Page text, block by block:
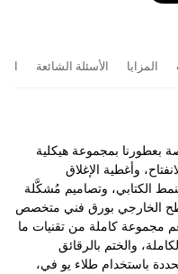
المزايا الأسئلة الشائعة
بعطورنا بمجموعة هيكلية
وأغطية الإغلاق
الكتابي، وتصاميم مُشكَّلة
الخارجي بورق فني متخصص
مجموعة كاملة من تقنيات ما
والختم بالرقائق
باستخدام طلاء يو في،